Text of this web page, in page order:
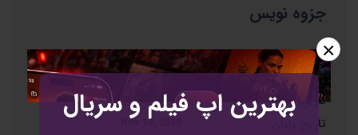
بهترین اپ فیلم و سریال
×
جزوه نویس
نام مشتری :میلاد مصطفایی
سرویس :برنامه نویسی اندروید
تاریخ شروع :
Oct 07, 2020
تاریخ پایان